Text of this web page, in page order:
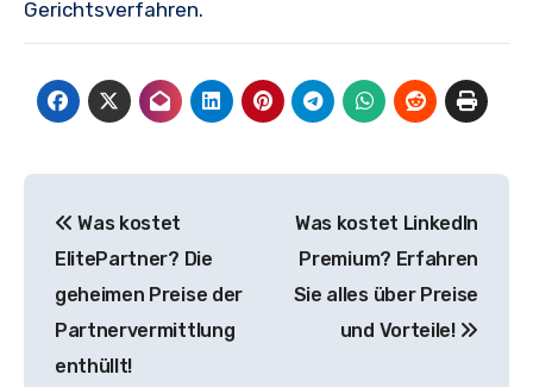
Gerichtsverfahren.
Was kostet
ElitePartner? Die
geheimen Preise der
Partnervermittlung
enthüllt!
Was kostet LinkedIn
Premium? Erfahren
Sie alles über Preise
und Vorteile!